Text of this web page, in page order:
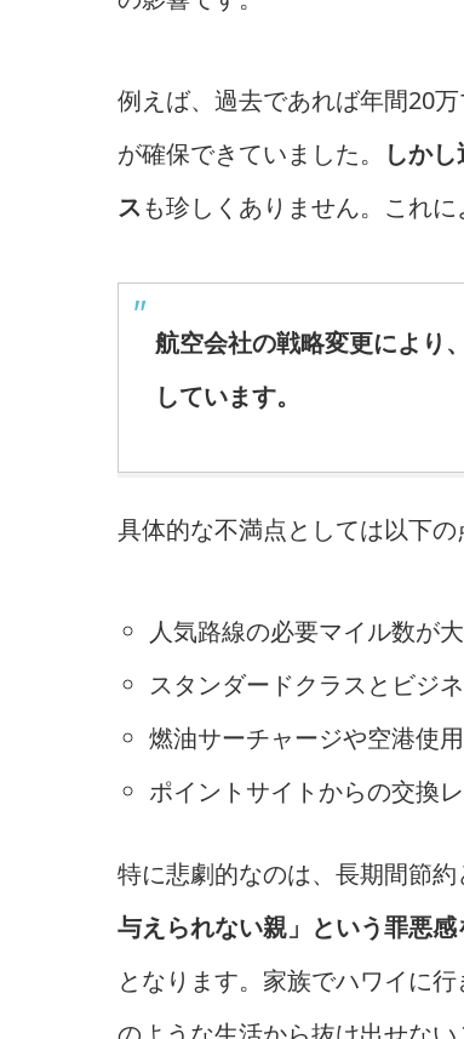
例えば、過去であれば年間20
が確保できていました。
しか
スも珍しくありません。これ
航空会社の戦略変更により
しています。
具体的な不満点としては以下の
人気路線の必要マイル数が
スタンダードクラスとビジ
燃油サーチャージや空港使
ポイントサイトからの交換
特に悲劇的なのは、長期間節約
与えられない親」という罪悪
となります。家族でハワイに